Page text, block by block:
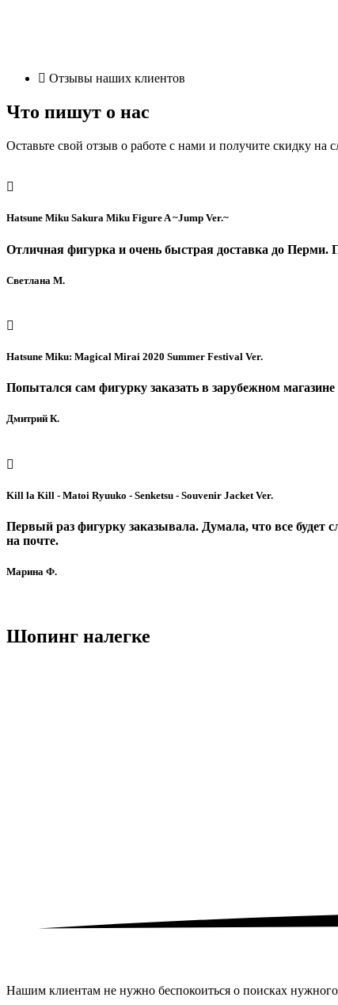
Отзывы наших клиентов
Что пишут о нас
Оставьте свой отзыв о работе с нами и получите скидку на
Hatsune Miku Sakura Miku Figure A ~Jump Ver.~
Отличная фигурка и очень быстрая доставка до Перми.
Светлана М.
Hatsune Miku: Magical Mirai 2020 Summer Festival Ver.
Попытался сам фигурку заказать в зарубежном
Дмитрий К.
Kill la Kill - Matoi Ryuuko - Senketsu - Souvenir Jacket Ver.
Первый раз фигурку заказывала. Думала, что все будет
на почте.
Марина Ф.
Шопинг налегке
Нашим клиентам не нужно беспокоиться о поисках